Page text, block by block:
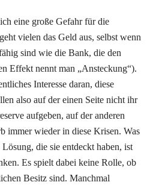
eine große Gefahr für die
vielen das Geld aus, selbst wenn
sind wie die Bank, die den
Effekt nennt man „Ansteckung“).
Interesse daran, diese
also auf der einen Seite nicht ihr
aufgeben, auf der anderen
immer wieder in diese Krisen. Was
die sie entdeckt haben, ist
Es spielt dabei keine Rolle, ob
Besitz sind. Manchmal